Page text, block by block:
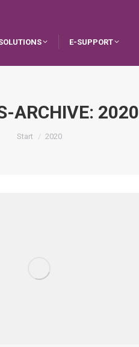
E-SUPPORT
ARCHIVE: 2020
Sie befinden sich hier:
Start 2020